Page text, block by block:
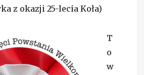
z okazji 25-lecia Koła)
T
o
w